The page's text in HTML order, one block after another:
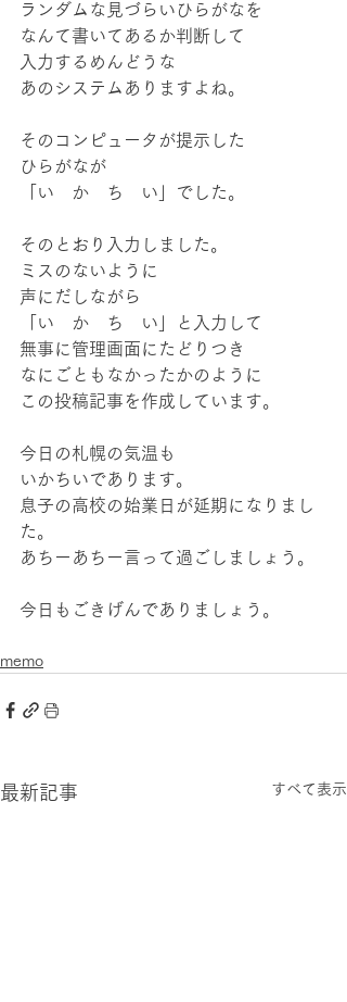
ランダムな見づらいひらがなを
なんて書いてあるか判断して
入力するめんどうな
あのシステムありますよね。
そのコンピュータが提示した
ひらがなが
「い　か　ち　い」でした。
そのとおり入力しました。
ミスのないように
声にだしながら
「い　か　ち　い」と入力して
無事に管理画面にたどりつき
なにごともなかったかのように
この投稿記事を作成しています。
今日の札幌の気温も
いかちいであります。
息子の高校の始業日が延期になりまし
た。
あちーあちー言って過ごしましょう。
今日もごきげんでありましょう。
memo
最新記事 すべて表示